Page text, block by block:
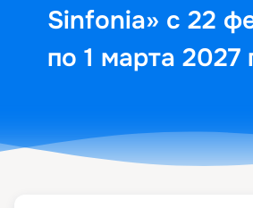
Sinfonia» с 22
по 1 марта 2027